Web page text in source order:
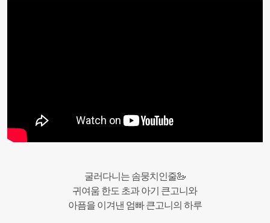
굴러다니는 솜뭉치인줄🦢
귀여움 한도 초과 아기 큰고니와
아픔을 이겨낸 엄빠 큰고니의 하루